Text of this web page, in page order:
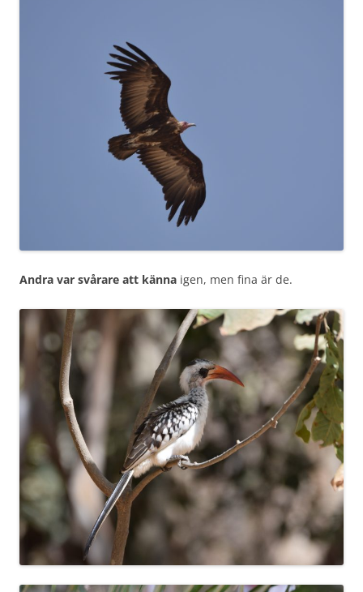
Andra var svårare att känna igen, men fina är de.